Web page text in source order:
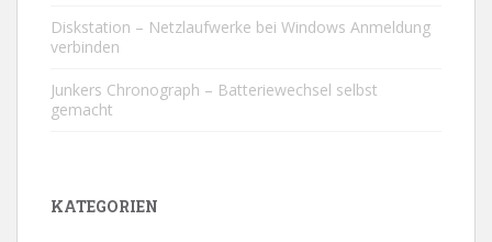
Diskstation – Netzlaufwerke bei Windows Anmeldung
verbinden
Junkers Chronograph – Batteriewechsel selbst
gemacht
KATEGORIEN